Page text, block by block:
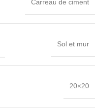
Carreau de ciment
Sol et mur
20×20